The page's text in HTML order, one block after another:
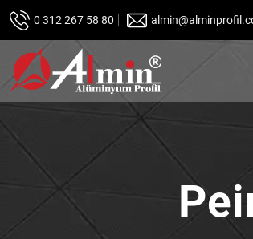
0 312 267 58 80